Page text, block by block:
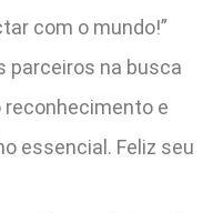
com o mundo!”
parceiros na busca
e
essencial. Feliz seu